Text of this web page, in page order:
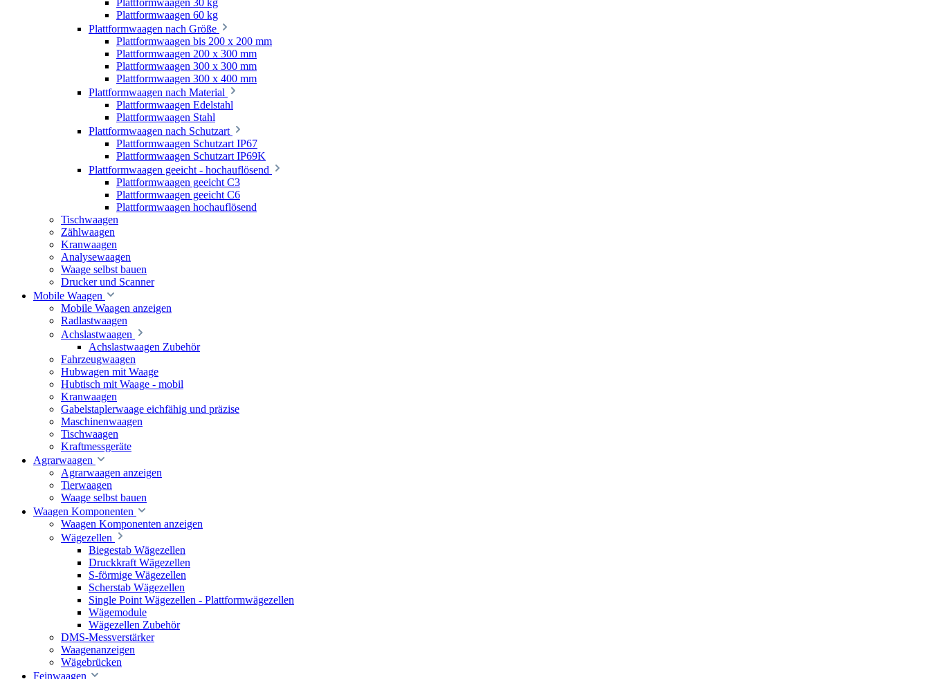
Plattformwaagen 60 kg
Plattformwaagen nach Größe
Plattformwaagen bis 200 x 200 mm
Plattformwaagen 200 x 300 mm
Plattformwaagen 300 x 300 mm
Plattformwaagen 300 x 400 mm
Plattformwaagen nach Material
Plattformwaagen Edelstahl
Plattformwaagen Stahl
Plattformwaagen nach Schutzart
Plattformwaagen Schutzart IP67
Plattformwaagen Schutzart IP69K
Plattformwaagen geeicht - hochauflösend
Plattformwaagen geeicht C3
Plattformwaagen geeicht C6
Plattformwaagen hochauflösend
Tischwaagen
Zählwaagen
Kranwaagen
Analysewaagen
Waage selbst bauen
Drucker und Scanner
Mobile Waagen
Mobile Waagen anzeigen
Radlastwaagen
Achslastwaagen
Achslastwaagen Zubehör
Fahrzeugwaagen
Hubwagen mit Waage
Hubtisch mit Waage - mobil
Kranwaagen
Gabelstaplerwaage eichfähig und präzise
Maschinenwaagen
Tischwaagen
Kraftmessgeräte
Agrarwaagen
Agrarwaagen anzeigen
Tierwaagen
Waage selbst bauen
Waagen Komponenten
Waagen Komponenten anzeigen
Wägezellen
Biegestab Wägezellen
Druckkraft Wägezellen
S-förmige Wägezellen
Scherstab Wägezellen
Single Point Wägezellen - Plattformwägezellen
Wägemodule
Wägezellen Zubehör
DMS-Messverstärker
Waagenanzeigen
Wägebrücken
Feinwaagen